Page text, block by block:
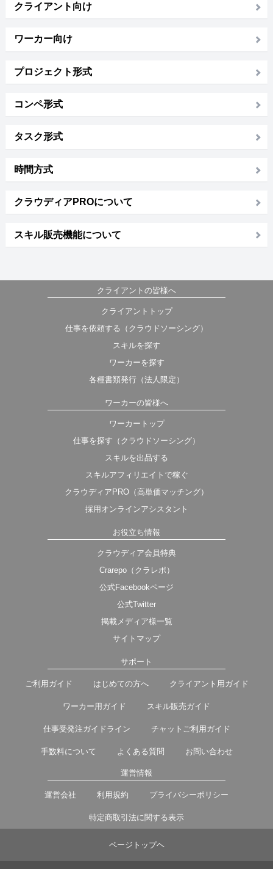
クライアント向け
ワーカー向け
プロジェクト形式
コンペ形式
タスク形式
時間方式
クラウディアPROについて
スキル販売機能について
クライアントの皆様へ
クライアントトップ
仕事を依頼する（クラウドソーシング）
スキルを探す
ワーカーを探す
各種書類発行（法人限定）
ワーカーの皆様へ
ワーカートップ
仕事を探す（クラウドソーシング）
スキルを出品する
スキルアフィリエイトで稼ぐ
クラウディアPRO（高単価マッチング）
採用オンラインアシスタント
お役立ち情報
クラウディア会員特典
Crarepo（クラレポ）
公式Facebookページ
公式Twitter
掲載メディア様一覧
サイトマップ
サポート
ご利用ガイド はじめての方へ クライアント用ガイド
ワーカー用ガイド スキル販売ガイド
仕事受発注ガイドライン チャットご利用ガイド
手数料について よくある質問 お問い合わせ
運営情報
運営会社 利用規約 プライバシーポリシー
特定商取引法に関する表示
ページトップヘ